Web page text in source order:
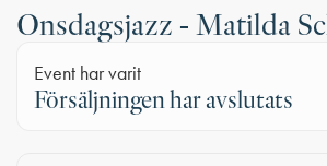
Onsdagsjazz - Matilda
Event har varit
Försäljningen har avslutats